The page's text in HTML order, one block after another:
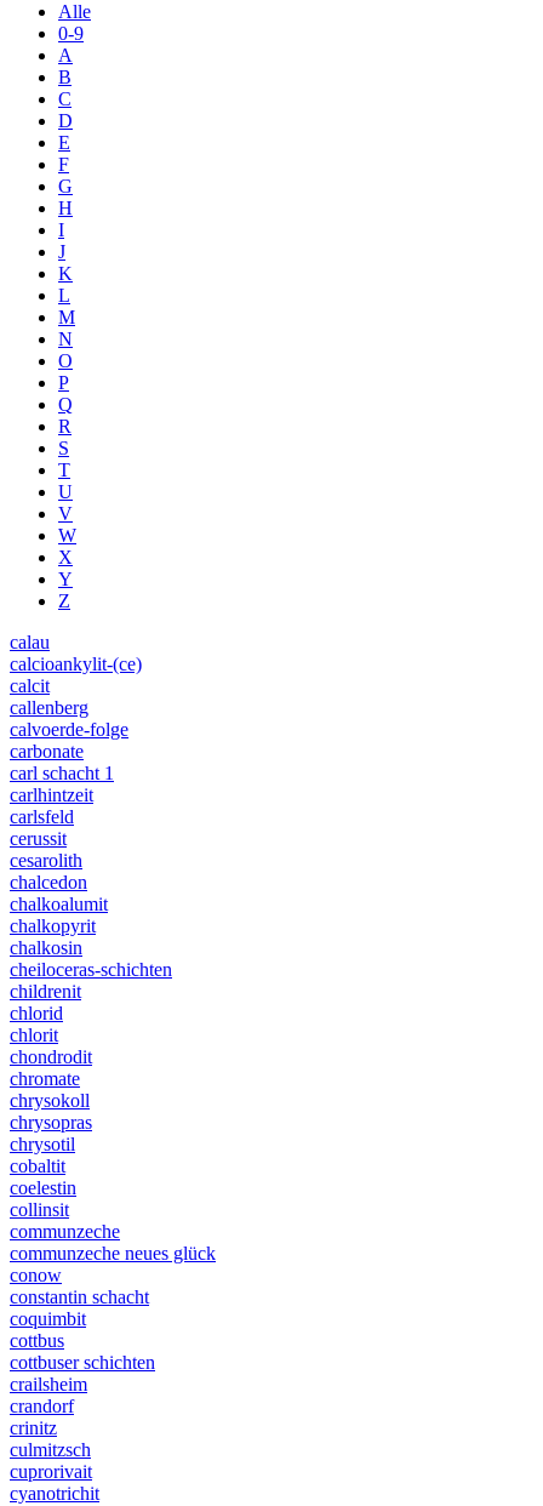
Alle
0-9
A
B
C
D
E
F
G
H
I
J
K
L
M
N
O
P
Q
R
S
T
U
V
W
X
Y
Z
calau
calcioankylit-(ce)
calcit
callenberg
calvoerde-folge
carbonate
carl schacht 1
carlhintzeit
carlsfeld
cerussit
cesarolith
chalcedon
chalkoalumit
chalkopyrit
chalkosin
cheiloceras-schichten
childrenit
chlorid
chlorit
chondrodit
chromate
chrysokoll
chrysopras
chrysotil
cobaltit
coelestin
collinsit
communzeche
communzeche neues glück
conow
constantin schacht
coquimbit
cottbus
cottbuser schichten
crailsheim
crandorf
crinitz
culmitzsch
cuprorivait
cyanotrichit